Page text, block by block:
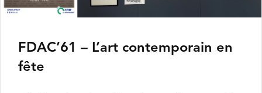
FDAC’61 – L’art contemporain en
fête